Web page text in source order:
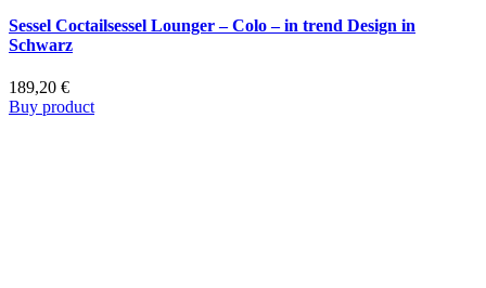
Sessel Coctailsessel Lounger – Colo – in trend Design in
Schwarz
189,20 €
Buy product